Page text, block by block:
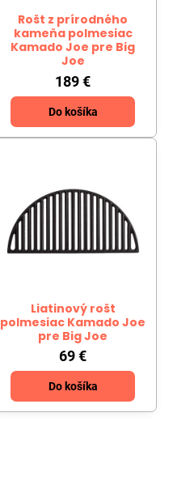
Rošt z prírodného
kameňa polmesiac
Kamado Joe pre Big
Joe
189 €
Do košíka
Liatinový rošt
polmesiac Kamado Joe
pre Big Joe
69 €
Do košíka